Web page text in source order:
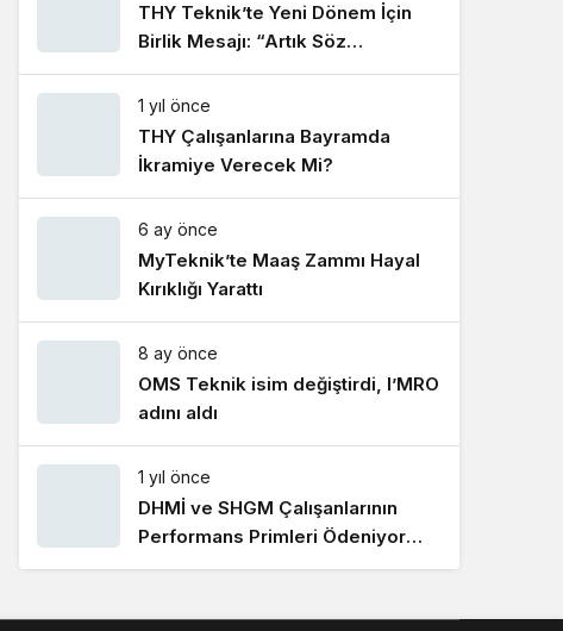
Gündüz Modu
Gündüz modunu seçin.
Gece Modu
Gece modunu seçin.
Sistem modunu seçin.
THY Teknik’te Yeni Dönem İçin
Birlik Mesajı: “Artık Söz
Emekçinin”
1 yıl önce
THY Çalışanlarına Bayramda
İkramiye Verecek Mi?
6 ay önce
MyTeknik’te Maaş Zammı Hayal
Kırıklığı Yarattı
8 ay önce
OMS Teknik isim değiştirdi, I’MRO
adını aldı
1 yıl önce
DHMİ ve SHGM Çalışanlarının
Performans Primleri Ödeniyor
Mu?